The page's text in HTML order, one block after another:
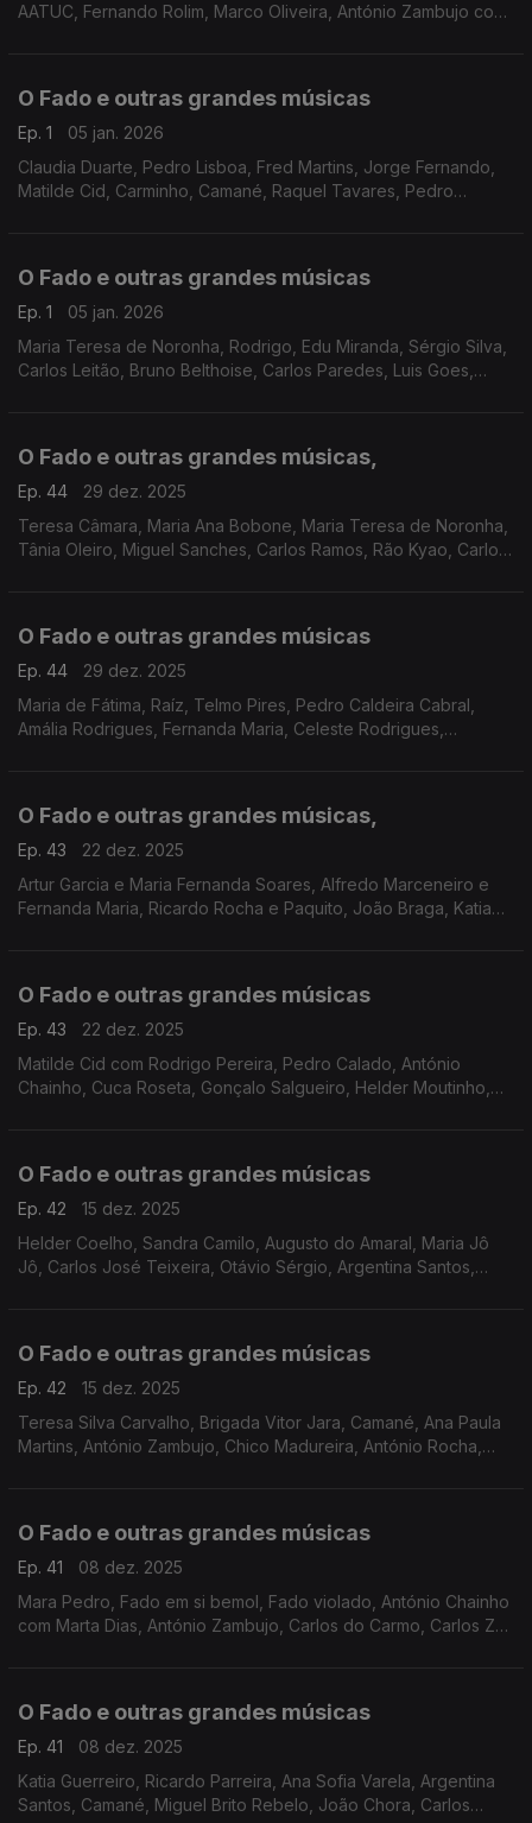
AATUC, Fernando Rolim, Marco Oliveira, António Zambujo com
O Fado e outras grandes músicas
Ep. 1
05 jan. 2026
Claudia Duarte, Pedro Lisboa, Fred Martins, Jorge Fernando,
Matilde Cid, Carminho, Camané, Raquel Tavares, Pedro
O Fado e outras grandes músicas
Ep. 1
05 jan. 2026
Maria Teresa de Noronha, Rodrigo, Edu Miranda, Sérgio Silva,
Carlos Leitão, Bruno Belthoise, Carlos Paredes, Luis Goes,
O Fado e outras grandes músicas,
Ep. 44
29 dez. 2025
Teresa Câmara, Maria Ana Bobone, Maria Teresa de Noronha,
Tânia Oleiro, Miguel Sanches, Carlos Ramos, Rão Kyao, Carlos
O Fado e outras grandes músicas
Ep. 44
29 dez. 2025
Maria de Fátima, Raíz, Telmo Pires, Pedro Caldeira Cabral,
Amália Rodrigues, Fernanda Maria, Celeste Rodrigues,
O Fado e outras grandes músicas,
Ep. 43
22 dez. 2025
Artur Garcia e Maria Fernanda Soares, Alfredo Marceneiro e
Fernanda Maria, Ricardo Rocha e Paquito, João Braga, Katia
O Fado e outras grandes músicas
Ep. 43
22 dez. 2025
Matilde Cid com Rodrigo Pereira, Pedro Calado, António
Chainho, Cuca Roseta, Gonçalo Salgueiro, Helder Moutinho,
O Fado e outras grandes músicas
Ep. 42
15 dez. 2025
Helder Coelho, Sandra Camilo, Augusto do Amaral, Maria Jô
Jô, Carlos José Teixeira, Otávio Sérgio, Argentina Santos,
O Fado e outras grandes músicas
Ep. 42
15 dez. 2025
Teresa Silva Carvalho, Brigada Vitor Jara, Camané, Ana Paula
Martins, António Zambujo, Chico Madureira, António Rocha,
O Fado e outras grandes músicas
Ep. 41
08 dez. 2025
Mara Pedro, Fado em si bemol, Fado violado, António Chainho
com Marta Dias, António Zambujo, Carlos do Carmo, Carlos Zel,
O Fado e outras grandes músicas
Ep. 41
08 dez. 2025
Katia Guerreiro, Ricardo Parreira, Ana Sofia Varela, Argentina
Santos, Camané, Miguel Brito Rebelo, João Chora, Carlos